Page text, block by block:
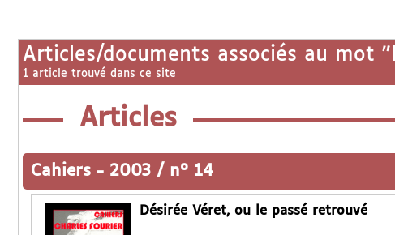
Articles/documents associés au mot "
1 article trouvé dans ce site
Articles
Cahiers - 2003 / n° 14
Désirée Véret, ou le passé retrouvé